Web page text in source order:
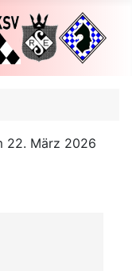
22. März 2026